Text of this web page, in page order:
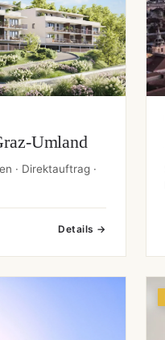
Umland
· Direktauftrag ·
Details →